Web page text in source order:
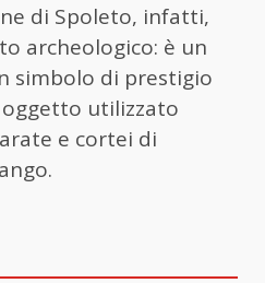
di Spoleto, infatti,
archeologico: è un
simbolo di prestigio
oggetto utilizzato
e cortei di